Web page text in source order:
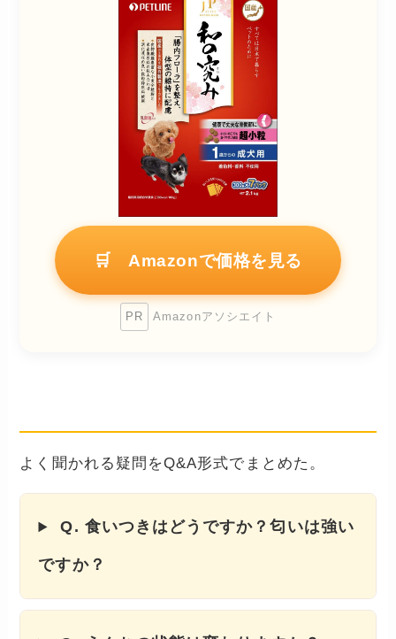
🛒 Amazonで価格を見る
PR Amazonアソシエイト
よく聞かれる疑問をQ&A形式でまとめた。
Q. 食いつきはどうですか？匂いは強い
ですか？